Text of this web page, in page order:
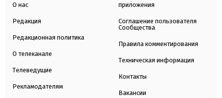
О нас
Редакция
Редакционная политика
О телеканале
Телеведущие
Рекламодателям
приложения
Соглашение пользователя
Сообщества
Правила комментирования
Техническая информация
Контакты
Вакансии